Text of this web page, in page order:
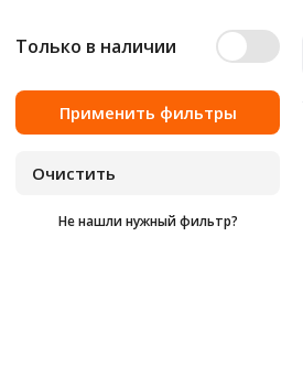
Только в наличии
Не нашли нужный фильтр?